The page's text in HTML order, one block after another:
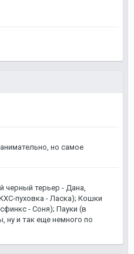
но самое
черный терьер - Дана,
пуховка - Ласка); Кошки
- Соня); Пауки (в
ну и так еще немного по